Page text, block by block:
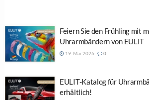
Feiern Sie den Frühling mit
Uhrarmbändern von EULIT
19. Mai 2026 0
EULIT-Katalog für
erhältlich!